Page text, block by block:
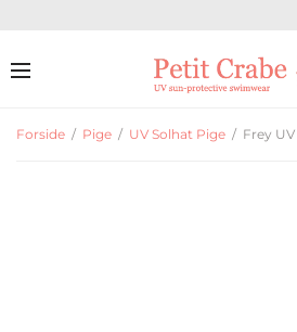
Forside / Pige / UV Solhat Pige / Frey